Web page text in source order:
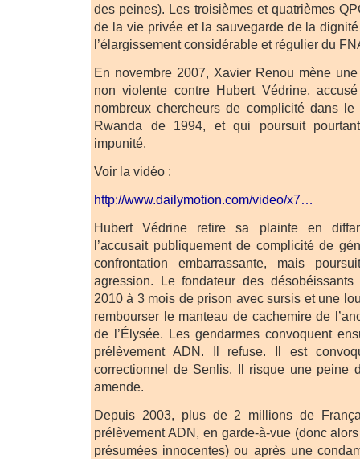
des peines). Les troisièmes et quatrièmes
de la vie privée et la sauvegarde de la
l’élargissement considérable et régulier du
En novembre 2007, Xavier Renou mène
non violente contre Hubert Védrine,
nombreux chercheurs de complicité dans
Rwanda de 1994, et qui poursuit
impunité.
Voir la vidéo :
http://www.dailymotion.com/video/x7…
Hubert Védrine retire sa plainte en
l’accusait publiquement de complicité de
confrontation embarrassante, mais
agression. Le fondateur des
2010 à 3 mois de prison avec sursis et une
rembourser le manteau de cachemire de
de l’Élysée. Les gendarmes convoquent
prélèvement ADN. Il refuse. Il est
correctionnel de Senlis. Il risque une peine
amende.
Depuis 2003, plus de 2 millions de
prélèvement ADN, en garde-à-vue (donc
présumées innocentes) ou après une